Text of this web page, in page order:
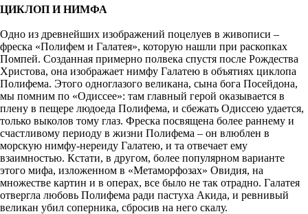
ЦИКЛОП И НИМФА
Одно из древнейших изображений поцелуев в живописи –
фреска «Полифем и Галатея», которую нашли при раскопках
Помпей. Созданная примерно полвека спустя после Рождества
Христова, она изображает нимфу Галатею в объятиях циклопа
Полифема. Этого одноглазого великана, сына бога Посейдона,
мы помним по «Одиссее»: там главный герой оказывается в
плену в пещере людоеда Полифема, и сбежать Одиссею удается,
только выколов тому глаз. Фреска посвящена более раннему и
счастливому периоду в жизни Полифема – он влюблен в
морскую нимфу-нереиду Галатею, и та отвечает ему
взаимностью. Кстати, в другом, более популярном варианте
этого мифа, изложенном в «Метаморфозах» Овидия, на
множестве картин и в операх, все было не так отрадно. Галатея
отвергла любовь Полифема ради пастуха Акида, и ревнивый
великан убил соперника, сбросив на него скалу.